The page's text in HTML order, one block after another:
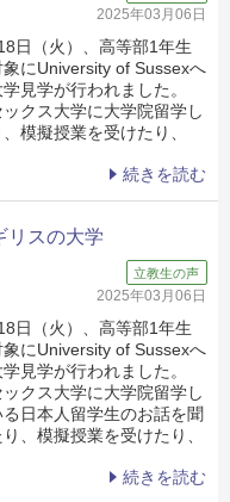
2025年03月06日
日（火）、高等部1年生
象にUniversity of Sussexへ
見学が行われました。
クス大学に大学院留学し
模擬授業を受けたり、
続きを読む
リスの大学
立教生の声
2025年03月06日
日（火）、高等部1年生
象にUniversity of Sussexへ
見学が行われました。
クス大学に大学院留学し
る日本人留学生のお話を聞
、模擬授業を受けたり、
続きを読む